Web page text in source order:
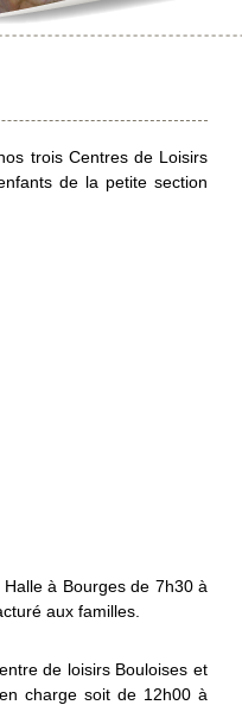
trois Centres de Loisirs
de la petite section
à Bourges de 7h30 à
aux familles.
de loisirs Bouloises et
charge soit de 12h00 à